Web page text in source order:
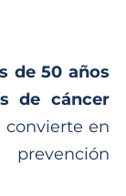
de 50 años
de cáncer
convierte en